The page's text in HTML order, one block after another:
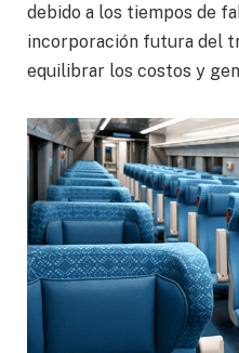
debido a los tiempos de
incorporación futura del
equilibrar los costos y